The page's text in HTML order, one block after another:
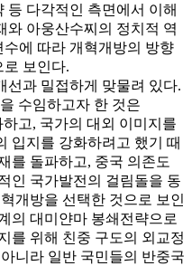
등 다각적인 측면에서 이해
와 아웅산수찌의 정치적 역
에 따라 개혁개방의 방향
보인다.
선과 밀접하게 맞물려 있다.
수임하고자 한 것은
고, 국가의 대외 이미지를
입지를 강화하려고 했기 때
를 돌파하고, 중국 의존도
인 국가발전의 걸림돌을 동
개방을 선택한 것으로 보인
의 대미얀마 봉쇄전략으로
를 위해 친중 구도의 외교정
니라 일반 국민들의 반중국